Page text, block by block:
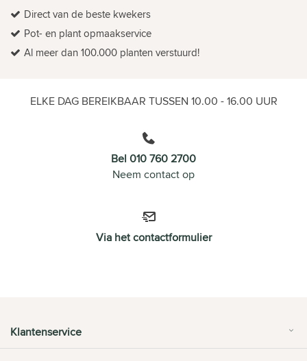
Direct van de beste kwekers
Pot- en plant opmaakservice
Al meer dan 100.000 planten verstuurd!
ELKE DAG BEREIKBAAR TUSSEN 10.00 - 16.00 UUR
Bel 010 760 2700
Neem contact op
Via het contactformulier
Klantenservice